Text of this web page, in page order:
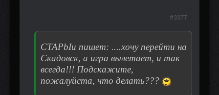
CTAPbIu пишет: ....хочу перейти на
Скадовск, а игра вылетает, и так
всегда!!! Подскажите,
пожалуйста, что делать???
#3377